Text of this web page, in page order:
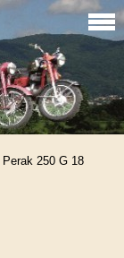
Perak 250 G 18